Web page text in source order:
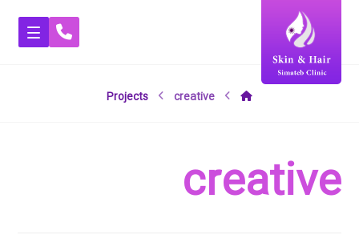
Projects creative
creative